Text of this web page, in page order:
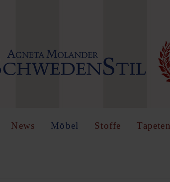
News Möbel Stoffe Tapeten